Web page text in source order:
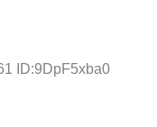
ID:9DpF5xba0